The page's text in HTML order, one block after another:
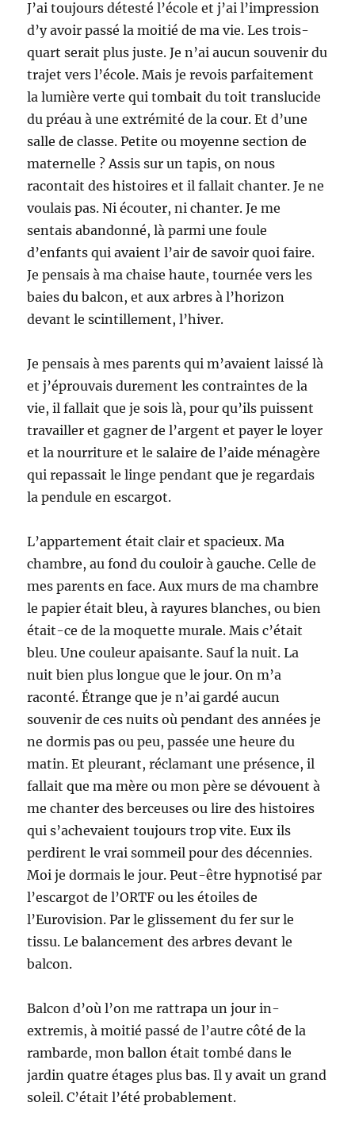
J’ai toujours détesté l’école et j’ai l’impression
d’y avoir passé la moitié de ma vie. Les trois-
quart serait plus juste. Je n’ai aucun souvenir du
trajet vers l’école. Mais je revois parfaitement
la lumière verte qui tombait du toit translucide
du préau à une extrémité de la cour. Et d’une
salle de classe. Petite ou moyenne section de
maternelle ? Assis sur un tapis, on nous
racontait des histoires et il fallait chanter. Je ne
voulais pas. Ni écouter, ni chanter. Je me
sentais abandonné, là parmi une foule
d’enfants qui avaient l’air de savoir quoi faire.
Je pensais à ma chaise haute, tournée vers les
baies du balcon, et aux arbres à l’horizon
devant le scintillement, l’hiver.
Je pensais à mes parents qui m’avaient laissé là
et j’éprouvais durement les contraintes de la
vie, il fallait que je sois là, pour qu’ils puissent
travailler et gagner de l’argent et payer le loyer
et la nourriture et le salaire de l’aide ménagère
qui repassait le linge pendant que je regardais
la pendule en escargot.
L’appartement était clair et spacieux. Ma
chambre, au fond du couloir à gauche. Celle de
mes parents en face. Aux murs de ma chambre
le papier était bleu, à rayures blanches, ou bien
était-ce de la moquette murale. Mais c’était
bleu. Une couleur apaisante. Sauf la nuit. La
nuit bien plus longue que le jour. On m’a
raconté. Étrange que je n’ai gardé aucun
souvenir de ces nuits où pendant des années je
ne dormis pas ou peu, passée une heure du
matin. Et pleurant, réclamant une présence, il
fallait que ma mère ou mon père se dévouent à
me chanter des berceuses ou lire des histoires
qui s’achevaient toujours trop vite. Eux ils
perdirent le vrai sommeil pour des décennies.
Moi je dormais le jour. Peut-être hypnotisé par
l’escargot de l’ORTF ou les étoiles de
l’Eurovision. Par le glissement du fer sur le
tissu. Le balancement des arbres devant le
balcon.
Balcon d’où l’on me rattrapa un jour in-
extremis, à moitié passé de l’autre côté de la
rambarde, mon ballon était tombé dans le
jardin quatre étages plus bas. Il y avait un grand
soleil. C’était l’été probablement.